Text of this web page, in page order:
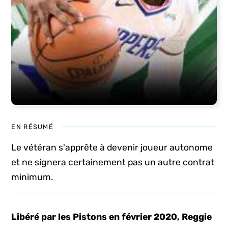
EN RÉSUMÉ
Le vétéran s'apprête à devenir joueur autonome
et ne signera certainement pas un autre contrat
minimum.
Libéré par les Pistons en février 2020, Reggie